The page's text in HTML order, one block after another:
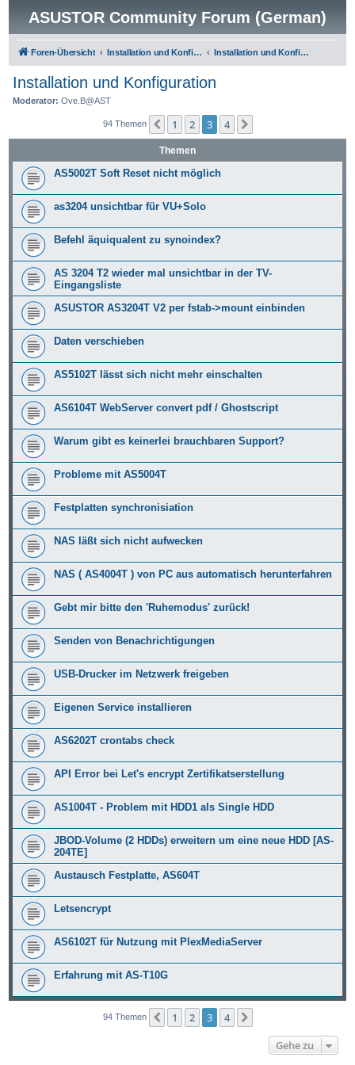
ASUSTOR Community Forum (German)
Foren-Übersicht Installation und Konfiguration Installation und Konfiguration
Installation und Konfiguration
Moderator: Ove.B@AST
94 Themen Vorherige
1 2 3 4
Themen
AS5002T Soft Reset nicht möglich
as3204 unsichtbar für VU+Solo
Befehl äquiqualent zu synoindex?
AS 3204 T2 wieder mal unsichtbar in der TV-
Eingangsliste
ASUSTOR AS3204T V2 per fstab->mount einbinden
Daten verschieben
AS5102T lässt sich nicht mehr einschalten
AS6104T WebServer convert pdf / Ghostscript
Warum gibt es keinerlei brauchbaren Support?
Probleme mit AS5004T
Festplatten synchronisiation
NAS läßt sich nicht aufwecken
NAS ( AS4004T ) von PC aus automatisch herunterfahren
Gebt mir bitte den 'Ruhemodus' zurück!
Senden von Benachrichtigungen
USB-Drucker im Netzwerk freigeben
Eigenen Service installieren
AS6202T crontabs check
API Error bei Let's encrypt Zertifikatserstellung
AS1004T - Problem mit HDD1 als Single HDD
JBOD-Volume (2 HDDs) erweitern um eine neue HDD [AS-
204TE]
Austausch Festplatte, AS604T
Letsencrypt
AS6102T für Nutzung mit PlexMediaServer
Erfahrung mit AS-T10G
94 Themen Vorherige
1 2 3 4
Gehe zu